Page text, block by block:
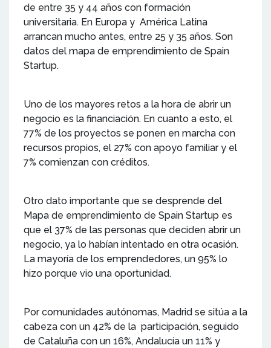
de entre 35 y 44 años con formación
universitaria. En Europa y América Latina
arrancan mucho antes, entre 25 y 35 años. Son
datos del mapa de emprendimiento de Spain
Startup.
Uno de los mayores retos a la hora de abrir un
negocio es la financiación. En cuanto a esto, el
77% de los proyectos se ponen en marcha con
recursos propios, el 27% con apoyo familiar y el
7% comienzan con créditos.
Otro dato importante que se desprende del
Mapa de emprendimiento de Spain Startup es
que el 37% de las personas que deciden abrir un
negocio, ya lo habían intentado en otra ocasión.
La mayoría de los emprendedores, un 95% lo
hizo porque vio una oportunidad.
Por comunidades autónomas, Madrid se sitúa a la
cabeza con un 42% de la participación, seguido
de Cataluña con un 16%, Andalucía un 11% y